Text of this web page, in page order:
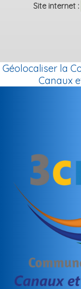
Site internet :
Géolocaliser la
Canaux